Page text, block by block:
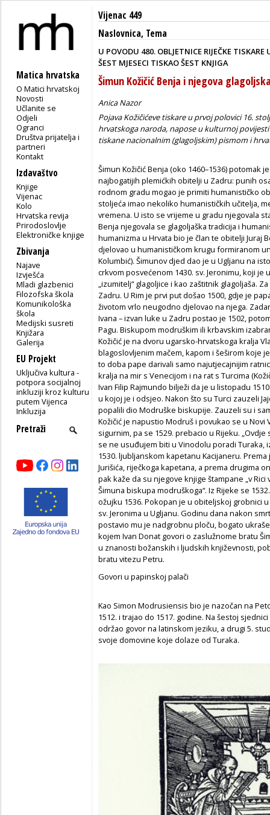
Matica hrvatska
O Matici hrvatskoj
Novosti
Učlanite se
Odjeli
Ogranci
Društva prijatelja i
partneri
Kontakt
Izdavaštvo
Knjige
Vijenac
Kolo
Hrvatska revija
Prirodoslovlje
Elektroničke knjige
Zbivanja
Najave
Izvješća
Mladi glazbenici
Filozofska škola
Komunikološka
škola
Medijski susreti
Knjižara
Galerija
EU Projekt
Uključiva kultura -
potpora socijalnoj
inkluziji kroz kulturu
putem Vijenca
Inkluzija
Vijenac 449
Naslovnica, Tema
U POVODU 480. OBLJETNICE RIJEČKE
ŠEST MJESECI TISKAO ŠEST KNJIGA
Šimun Kožičić Benja i njegova
Anica Nazor
Pojava Kožičićeve tiskare u prvoj polovici 16.
hrvatskoga naroda, napose u kulturnoj
tiskane nacionalnim (glagoljskim) pismom i
Šimun Kožičić Benja (oko 1460–1536) potomak
najbogatijih plemićkih obitelji u Zadru: punih
rodnom gradu mogao je primiti humanističko
stoljeća imao nekoliko humanističkih učitelja,
vremena. U isto se vrijeme u gradu njegovala
Benja njegovala se glagoljaška tradicija i
humanizma u Hrvata bio je član te obitelji Juraj
djelovao u humanističkom krugu formiranom
Kolumbić). Šimunov djed dao je u Ugljanu na
crkvom posvećenom 1430. sv. Jeronimu, koji
„izumitelj“ glagoljice i kao zaštitnik glagoljaša.
Zadru. U Rim je prvi put došao 1500, gdje je
životom vrlo neugodno djelovao na njega.
Ivana – izvan luke u Zadru postao je 1502,
Pagu. Biskupom modruškim ili krbavskim
Kožičić je na dvoru ugarsko-hrvatskoga kralja
blagoslovljenim mačem, kapom i šeširom koje
to doba pape darivali samo najutjecajnijim
kralja na mir s Venecijom i na rat s Turcima
Ivan Filip Rajmundo bilježi da je u listopadu
u kojoj je i odsjeo. Nakon što su Turci zauzeli
popalili dio Modruške biskupije. Zauzeli su i
Kožičić je napustio Modruš i povukao se u
sigurnim, pa se 1529. prebacio u Rijeku.
se ne usuđujem biti u Vinodolu poradi Turaka,
1530. ljubljanskom kapetanu Kacijaneru.
Jurišića, riječkoga kapetana, a prema drugima
pak kaže da su njegove knjige štampane „v
Šimuna biskupa modruškoga“. Iz Rijeke se
ožujku 1536. Pokopan je u obiteljskoj grobnici
sv. Jeronima u Ugljanu. Godinu dana nakon
postavio mu je nadgrobnu ploču, bogato
kojem Ivan Donat govori o zaslužnome bratu
u znanosti božanskih i ljudskih književnosti,
bratu vitezu Petru.
Govori u papinskoj palači
Kao Simon Modrusiensis bio je nazočan na
1512. i trajao do 1517. godine. Na šestoj
održao govor na latinskom jeziku, a drugi 5.
svoje domovine koje dolaze od Turaka.